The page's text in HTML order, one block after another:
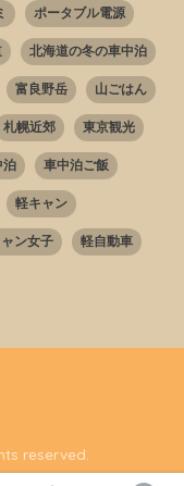
ポータブル電源
北海道の冬の車中泊
富良野岳 山ごはん
札幌近郊 東京観光
泊 車中泊ご飯
軽キャン
ン女子 軽自動車
reserved.